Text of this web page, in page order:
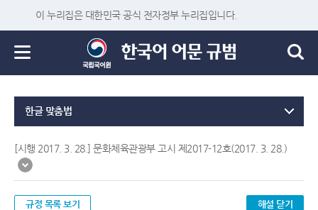
이 누리집은 대한민국 공식 전자정부 누리집입니다.
한글 맞춤법
[시행 2017. 3. 28.] 문화체육관광부 고시 제2017-12호(2017. 3. 28.)
규정 목록 보기 해설 닫기